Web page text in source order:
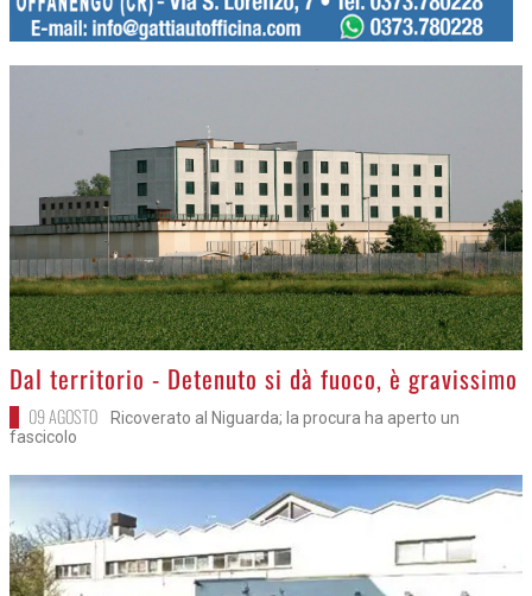
>
Dal territorio - Detenuto si dà fuoco, è gravissimo
09 AGOSTO
Ricoverato al Niguarda; la procura ha aperto un
fascicolo